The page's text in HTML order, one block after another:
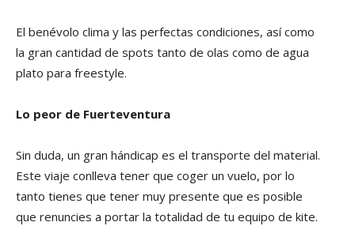
El benévolo clima y las perfectas condiciones, así como
la gran cantidad de spots tanto de olas como de agua
plato para freestyle.
Lo peor de Fuerteventura
Sin duda, un gran hándicap es el transporte del material.
Este viaje conlleva tener que coger un vuelo, por lo
tanto tienes que tener muy presente que es posible
que renuncies a portar la totalidad de tu equipo de kite.